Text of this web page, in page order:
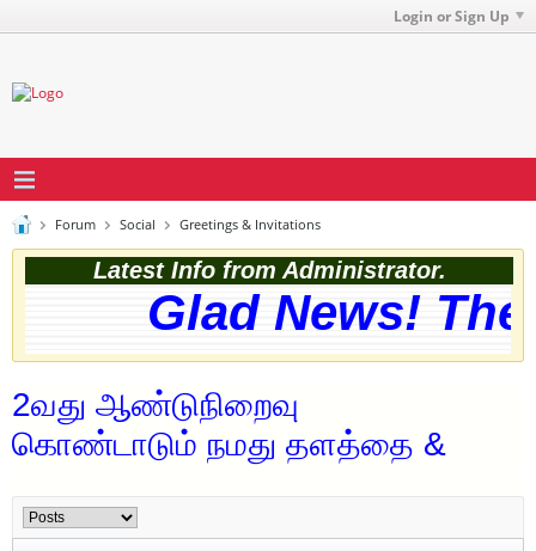
Login or Sign Up
Forum Social Greetings & Invitations
Latest Info from Administrator.
Glad News! The
2வது ஆண்டுநிறைவு
கொண்டாடும் நமது தளத்தை &